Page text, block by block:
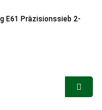
E61 Präzisionssieb 2-